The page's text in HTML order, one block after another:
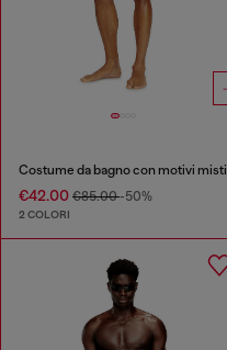
Costume da bagno con motivi misti
€42.00 €85.00-50%
2 COLORI